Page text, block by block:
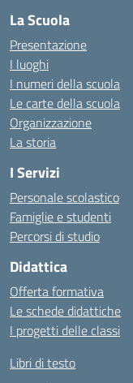
La Scuola
Presentazione
I luoghi
I numeri della scuola
Le carte della scuola
Organizzazione
La storia
I Servizi
Personale scolastico
Famiglie e studenti
Percorsi di studio
Didattica
Offerta formativa
Le schede didattiche
I progetti delle classi
Libri di testo